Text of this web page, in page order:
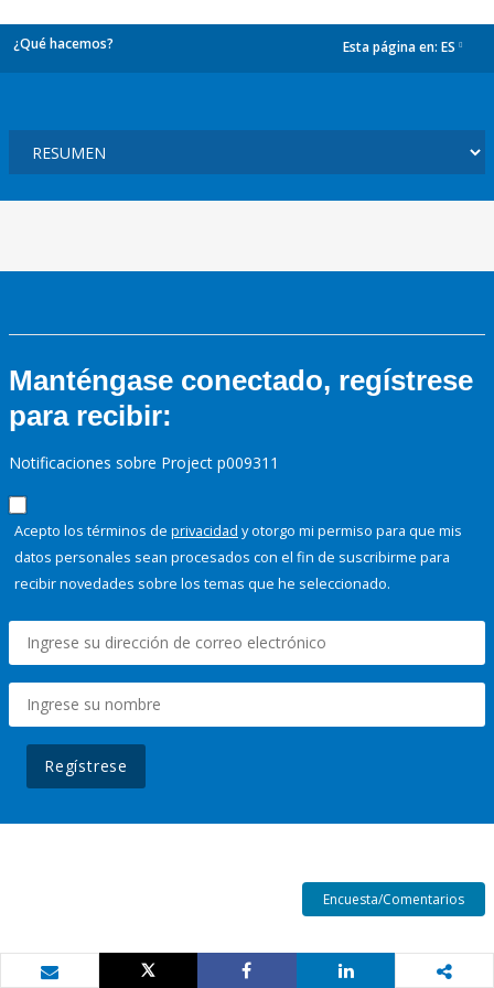
¿Qué hacemos? Esta página en: ES
Manténgase conectado, regístrese
para recibir:
Notificaciones sobre Project p009311
Acepto los términos de privacidad y otorgo mi permiso para que mis
datos personales sean procesados con el fin de suscribirme para
recibir novedades sobre los temas que he seleccionado.
Regístrese
Encuesta/Comentarios